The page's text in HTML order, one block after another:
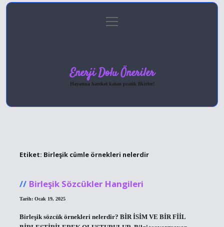
Gizlilik Politikası
menüyü
aç
Enerji Dolu Öneriler
Hayatına hareket katan pratik fikirler!
Etiket: Birleşik cümle örnekleri nelerdir
Birleşik Sözcükler Hangileri
Tarih: Ocak 19, 2025
Birleşik sözcük örnekleri nelerdir? BİR İSİM VE BİR FİİL